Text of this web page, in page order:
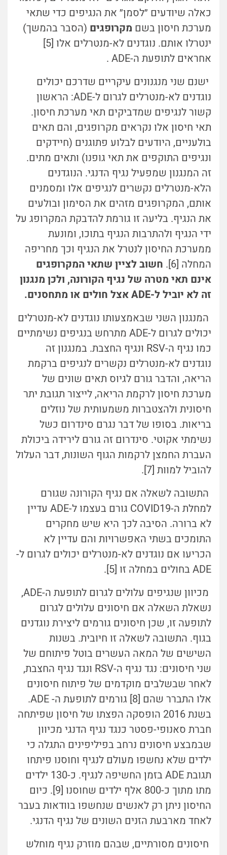
כאלה שיודעים ״לסמן״ את הנגיפים כדי שתאי
מערכת חיסון בשם מקרופגים (הסבר בהמשך)
ינטרלו אותם. נוגדנים לא-מנטרלים אלו [5]
אחראים לתופעת ה-ADE .
ישנם שני מנגנונים עיקריים שדרכם יכולים
נוגדנים לא-מנטרלים לגרום ל-ADE: הראשון
קשור לנגיפים שמדביקים תאי מערכת חיסון.
תאי חיסון אלו נקראים מקרופגים, והם תאים
בולעניים, היודעים לבלוע פתוגנים (חיידקים
ונגיפים התוקפים את תאי גופנו) ותאים מתים.
זה המנגנון שמפעיל נגיף הדנגי. הנוגדנים
הלא-מנטרלים נקשרים לנגיפים אלו ומסמנים
אותם, המקרופגים מזהים את הסימון ובולעים
את הנגיף. בליעה זו גורמת להדבקת המקרופג על
ידי הנגיף ולהתרבות הנגיף בתוכו, ומונעת
ממערכת החיסון לנטרל את הנגיף וכך מחריפה
המחלה [6].
חשוב לציין שתאי המקרופגים
אינם תאי מטרה של נגיף הקורונה, ולכן מנגנון
זה לא יוביל ל-ADE אצל חולים או מתחסנים.
המנגנון השני שבאמצעותו נוגדנים לא-מנטרלים
יכולים לגרום ל-ADE מתרחש בנגיפים נשימתיים
כמו נגיף ה-RSV ונגיף החצבת. במנגנון זה
נוגדנים לא-מנטרלים נקשרים לנגיפים ברקמת
הריאה, והדבר גורם לגיוס תאים שונים של
מערכת חיסון לרקמת הריאה, לייצור תגובת יתר
חיסונית ולהצטברות משמעותית של נוזלים
בריאות. בסופו של דבר נגרם סינדרום כשל
נשימתי אקוטי. סינדרום זה גורם לירידה ביכולת
העברת החמצן לרקמות הגוף השונות, דבר העלול
להוביל למוות [7].
התשובה לשאלה אם נגיף הקורונה שגורם
למחלת ה-COVID19 גורם בעצמו ל-ADE עדיין
לא ברורה. הסיבה לכך היא שיש מחקרים
התומכים בשתי האפשרויות והם עדיין לא
הכריעו אם נוגדנים לא-מנטרלים יכולים לגרום ל-
ADE בחולים במחלה זו [5].
מכיוון שנגיפים עלולים לגרום לתופעת ה-ADE,
נשאלת השאלה אם חיסונים עלולים לגרום
לתופעה זו, שכן חיסונים גורמים ליצירת נוגדנים
בגוף. התשובה לשאלה זו חיובית. בשנות
השישים של המאה העשרים בוטל פיתוחם של
שני חיסונים: נגד נגיף ה-RSV ונגד נגיף החצבת,
לאחר שבשלבים מוקדמים של פיתוח חיסונים
אלו התברר שהם [8] גורמים לתופעת ה- ADE.
בשנת 2016 הופסקה הפצתו של חיסון שפיתחה
חברת סאנופי-פסטר כנגד נגיף הדנגי מכיוון
שבמבצע חיסונים נרחב בפיליפינים התגלה כי
ילדים שלא נחשפו מעולם לנגיף וחוסנו פיתחו
תגובת ADE בזמן החשיפה לנגיף. כ-130 ילדים
מתו מתוך כ-800 אלף ילדים שחוסנו [9]. כיום
החיסון ניתן רק לאנשים שנחשפו בוודאות בעבר
לאחד מארבעת הזנים השונים של נגיף הדנגי.
חיסונים מסורתיים, שבהם מוזרק נגיף מוחלש